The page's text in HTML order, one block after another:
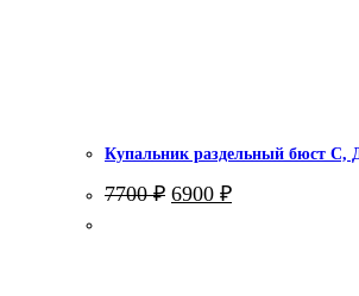
Купальник раздельный бюст С,
7700₽ Первоначальная
6900 ₽Текущая